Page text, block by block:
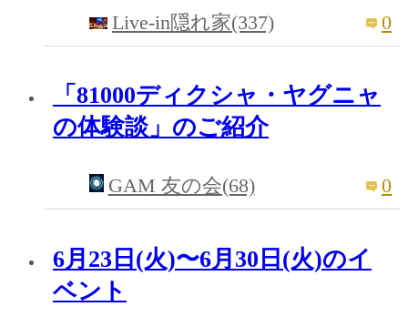
Live-in隠れ家(337) 0
「81000ディクシャ・ヤグニャ
の体験談」のご紹介
GAM 友の会(68) 0
6月23日(火)〜6月30日(火)のイ
ベント